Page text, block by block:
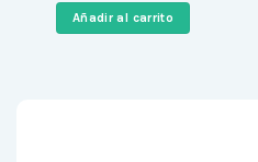
era:
782,00 €.
Añadir al carrito